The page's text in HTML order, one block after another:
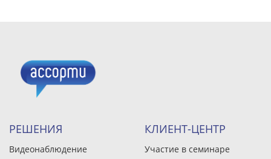
РЕШЕНИЯ
Видеонаблюдение
КЛИЕНТ-ЦЕНТР
Участие в семинаре